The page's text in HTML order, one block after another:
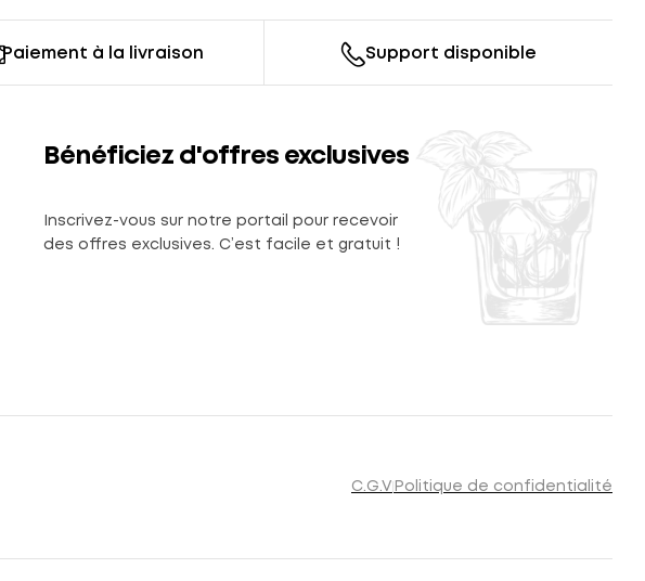
Paiement à la livraison Support disponible
Bénéficiez d'offres exclusives
Inscrivez-vous sur notre portail pour recevoir
des offres exclusives. C’est facile et gratuit !
C.G.V Politique de confidentialité